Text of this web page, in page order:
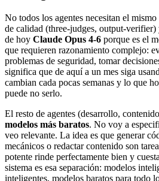
No todos los agentes necesitan el
de calidad (three-judges, output-verifier)
de hoy Claude Opus 4-6 porque es el
que requieren razonamiento complejo:
problemas de seguridad, tomar
significa que de aquí a un mes siga
cambian cada pocas semanas y lo que
puede no serlo.
El resto de agentes (desarrollo,
modelos más baratos. No voy a
veo relevante. La idea es que generar
mecánicos o redactar contenido son
potente rinde perfectamente bien y
sistema es esa separación: modelos
inteligentes, modelos baratos para todo